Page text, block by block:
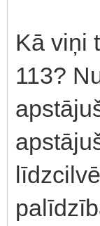
Kā viņi
113?